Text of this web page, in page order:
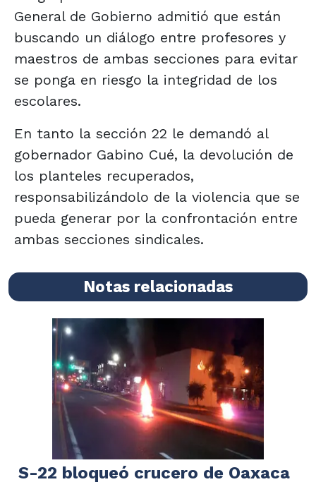
General de Gobierno admitió que están
buscando un diálogo entre profesores y
maestros de ambas secciones para evitar
se ponga en riesgo la integridad de los
escolares.
En tanto la sección 22 le demandó al
gobernador Gabino Cué, la devolución de
los planteles recuperados,
responsabilizándolo de la violencia que se
pueda generar por la confrontación entre
ambas secciones sindicales.
Notas relacionadas
S-22 bloqueó crucero de Oaxaca